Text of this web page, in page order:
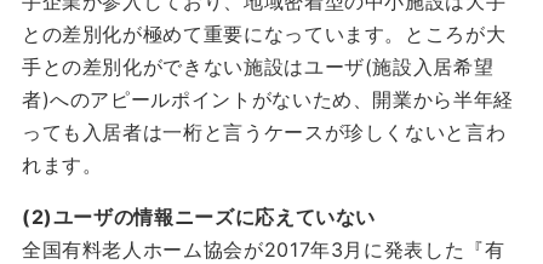
との差別化が極めて重要になっています。ところが大
手との差別化ができない施設はユーザ(施設入居希望
者)へのアピールポイントがないため、開業から半年経
っても入居者は一桁と言うケースが珍しくないと言わ
れます。
(2)ユーザの情報ニーズに応えていない
全国有料老人ホーム協会が2017年3月に発表した『有